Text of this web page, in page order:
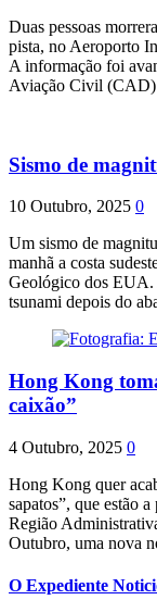
Duas pessoas
pista, no Aeroporto
A informação foi
Aviação Civil (CAD)
Sismo de
10 Outubro, 2025 0
Um sismo de
manhã a costa
Geológico dos EUA.
tsunami depois do
Hong Kong
caixão”
4 Outubro, 2025 0
Hong Kong quer
sapatos”, que estão
Região
Outubro, uma nova
O Expediente